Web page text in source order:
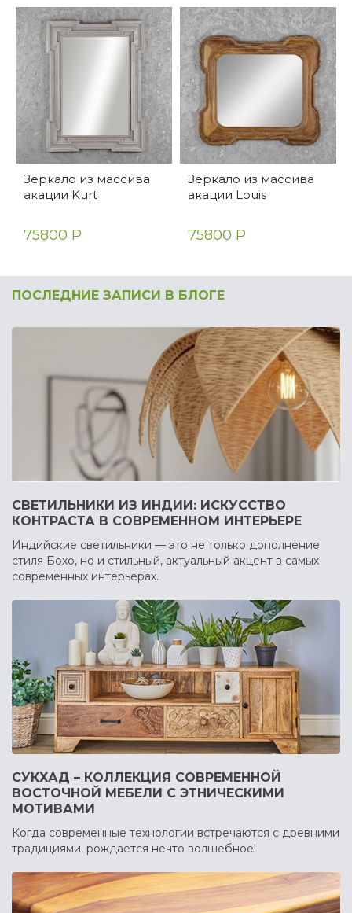
Зеркало из массива
акации Kurt
75800 Р
Зеркало из массива
акации Louis
75800 Р
ПОСЛЕДНИЕ ЗАПИСИ В БЛОГЕ
СВЕТИЛЬНИКИ ИЗ ИНДИИ: ИСКУССТВО
КОНТРАСТА В СОВРЕМЕННОМ ИНТЕРЬЕРЕ
Индийские светильники — это не только дополнение
стиля Бохо, но и стильный, актуальный акцент в самых
современных интерьерах.
СУКХАД – КОЛЛЕКЦИЯ СОВРЕМЕННОЙ
ВОСТОЧНОЙ МЕБЕЛИ С ЭТНИЧЕСКИМИ
МОТИВАМИ
Когда современные технологии встречаются с древними
традициями, рождается нечто волшебное!